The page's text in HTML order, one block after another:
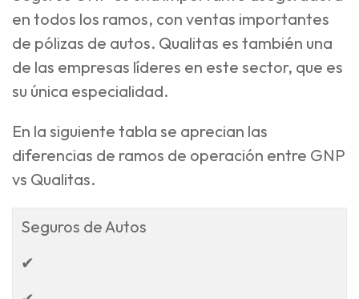
en todos los ramos, con ventas importantes
de pólizas de autos. Qualitas es también una
de las empresas líderes en este sector, que es
su única especialidad.
En la siguiente tabla se aprecian las
diferencias de ramos de operación entre GNP
vs Qualitas.
Seguros de Autos
✔